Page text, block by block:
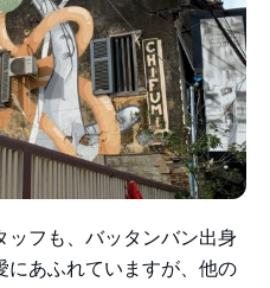
ッフも、バッタンバン出身
にあふれていますが、他の